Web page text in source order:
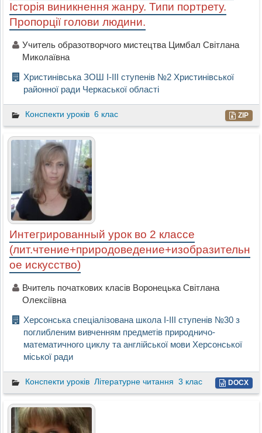
Історія виникнення жанру. Типи портрету.
Пропорції голови людини.
Учитель образотворчого мистецтва Цимбал Світлана
Миколаївна
Христинівська ЗОШ І-ІІІ ступенів №2 Христинівської
районної ради Черкаської області
Конспекти уроків 6 клас ZIP
Интегрированный урок во 2 классе
(лит.чтение+природоведение+изобразительн
ое искусство)
Вчитель початкових класів Воронецька Світлана
Олексіївна
Херсонська спеціалізована школа І-ІІІ ступенів №30 з
поглибленим вивченням предметів природничо-
математичного циклу та англійської мови Херсонської
міської ради
Конспекти уроків Літературне читання 3 клас DOCX